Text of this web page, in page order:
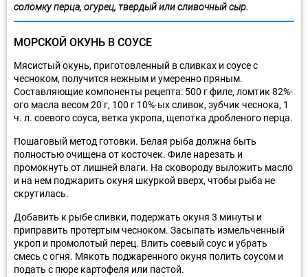
соломку перца, огурец, твердый или сливочный сыр.
МОРСКОЙ ОКУНЬ В СОУСЕ
Мясистый окунь, приготовленный в сливках и соусе с
чесноком, получится нежным и умеренно пряным.
Составляющие компоненты рецепта: 500 г филе, ломтик 82%-
ого масла весом 20 г, 100 г 10%-ых сливок, зубчик чеснока, 1
ч. л. соевого соуса, ветка укропа, щепотка дробленого перца.
Пошаговый метод готовки. Белая рыба должна быть
полностью очищена от косточек. Филе нарезать и
промокнуть от лишней влаги. На сковороду выложить масло
и на нем поджарить окуня шкуркой вверх, чтобы рыба не
скрутилась.
Добавить к рыбе сливки, подержать окуня 3 минуты и
приправить протертым чесноком. Засыпать измельченный
укроп и промолотый перец. Влить соевый соус и убрать
смесь с огня. Мякоть поджаренного окуня полить соусом и
подать с пюре картофеля или пастой.